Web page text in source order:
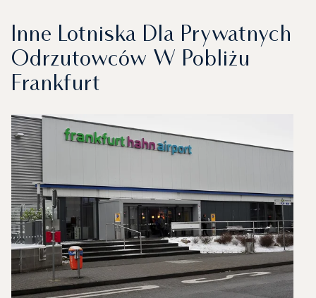
Inne Lotniska Dla Prywatnych
Odrzutowców W Pobliżu
Frankfurt